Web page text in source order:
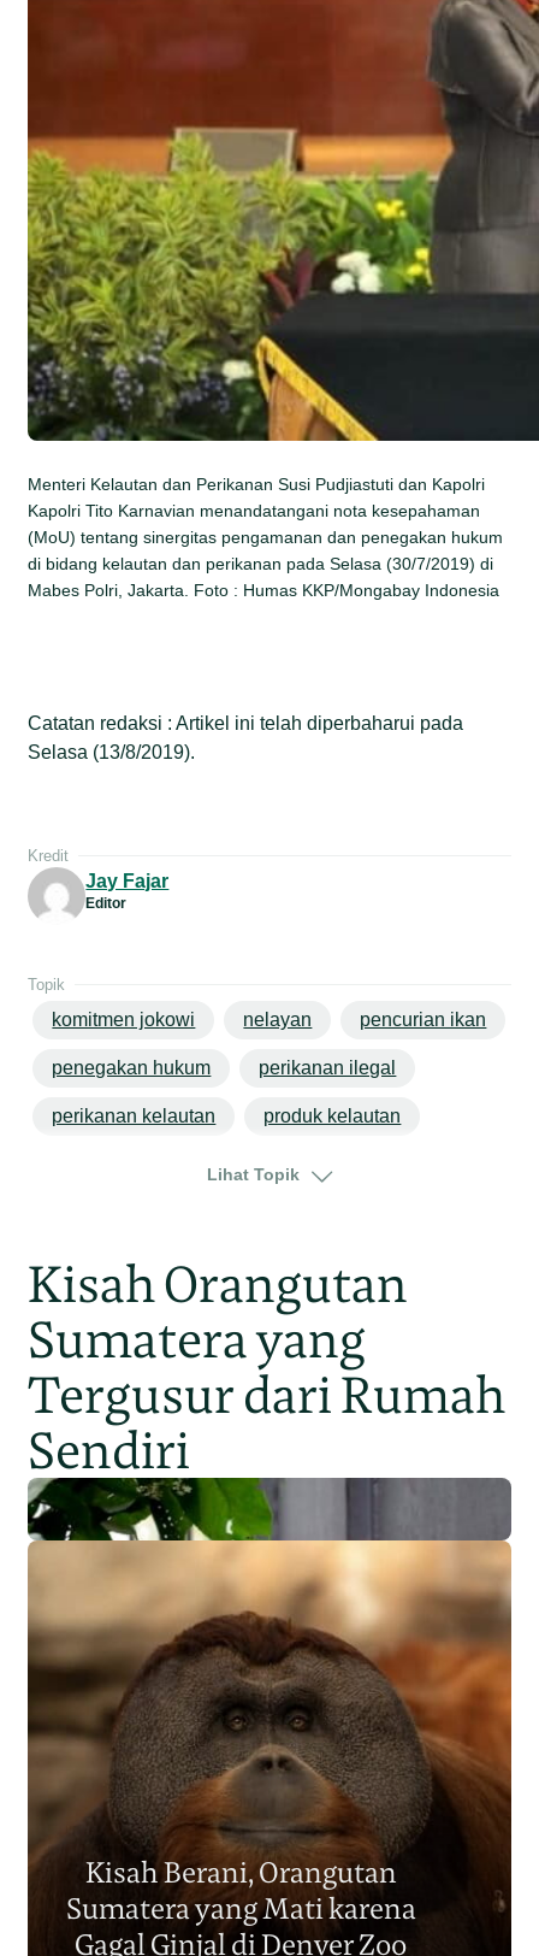
Menteri Kelautan dan Perikanan Susi Pudjiastuti dan Kapolri
Kapolri Tito Karnavian menandatangani nota kesepahaman
(MoU) tentang sinergitas pengamanan dan penegakan hukum
di bidang kelautan dan perikanan pada Selasa (30/7/2019) di
Mabes Polri, Jakarta. Foto : Humas KKP/Mongabay Indonesia
Catatan redaksi : Artikel ini telah diperbaharui pada
Selasa (13/8/2019).
Kredit
Jay Fajar
Editor
Topik
komitmen jokowi nelayan pencurian ikan
penegakan hukum perikanan ilegal
perikanan kelautan produk kelautan
Lihat Topik
Kisah Orangutan
Sumatera yang
Tergusur dari Rumah
Sendiri
Populasi Orangutan
Sumatera Berkurang 2.700
Individu dalam Satu Dekade?
Junaidi Hanafiah 14 Jul 2026
Kisah Berani, Orangutan
Sumatera yang Mati karena
Gagal Ginjal di Denver Zoo